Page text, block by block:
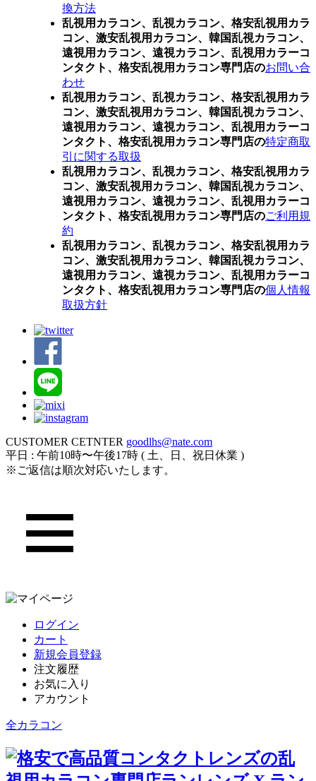
換方法
乱視用カラコン、乱視カラコン、格安乱視用カラ
コン、激安乱視用カラコン、韓国乱視カラコン、
遠視用カラコン、遠視カラコン、乱視用カラーコ
ンタクト、格安乱視用カラコン専門店のお問い合
わせ
乱視用カラコン、乱視カラコン、格安乱視用カラ
コン、激安乱視用カラコン、韓国乱視カラコン、
遠視用カラコン、遠視カラコン、乱視用カラーコ
ンタクト、格安乱視用カラコン専門店の特定商取
引に関する取扱
乱視用カラコン、乱視カラコン、格安乱視用カラ
コン、激安乱視用カラコン、韓国乱視カラコン、
遠視用カラコン、遠視カラコン、乱視用カラーコ
ンタクト、格安乱視用カラコン専門店のご利用規
約
乱視用カラコン、乱視カラコン、格安乱視用カラ
コン、激安乱視用カラコン、韓国乱視カラコン、
遠視用カラコン、遠視カラコン、乱視用カラーコ
ンタクト、格安乱視用カラコン専門店の個人情報
取扱方針
CUSTOMER CETNTER goodlhs@nate.com
平日 : 午前10時〜午後17時 ( 土、日、祝日休業 )
※ご返信は順次対応いたします。
ログイン
カート
新規会員登録
注文履歴
お気に入り
アカウント
全カラコン